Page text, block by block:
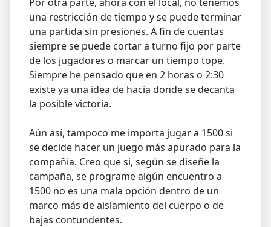
una restricción de tiempo y se puede terminar
una partida sin presiones. A fin de cuentas
siempre se puede cortar a turno fijo por parte
de los jugadores o marcar un tiempo tope.
Siempre he pensado que en 2 horas o 2:30
existe ya una idea de hacia donde se decanta
la posible victoria.
Aún así, tampoco me importa jugar a 1500 si
se decide hacer un juego más apurado para la
compañia. Creo que si, según se diseñe la
campaña, se programe algún encuentro a
1500 no es una mala opción dentro de un
marco más de aislamiento del cuerpo o de
bajas contundentes.